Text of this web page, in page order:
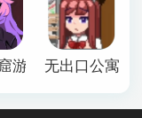
游戏下载手机版
无出口公寓最